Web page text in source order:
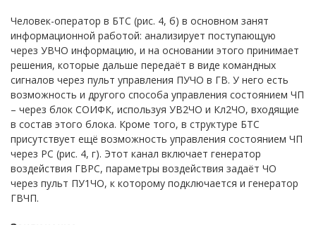
Человек-оператор в БТС (рис. 4, б) в основном занят
информационной работой: анализирует поступающую
через УВЧО информацию, и на основании этого принимает
решения, которые дальше передаёт в виде командных
сигналов через пульт управления ПУЧО в ГВ. У него есть
возможность и другого способа управления состоянием ЧП
– через блок СОИФК, используя УВ2ЧО и Кл2ЧО, входящие
в состав этого блока. Кроме того, в структуре БТС
присутствует ещё возможность управления состоянием ЧП
через РС (рис. 4, г). Этот канал включает генератор
воздействия ГВРС, параметры воздействия задаёт ЧО
через пульт ПУ1ЧО, к которому подключается и генератор
ГВЧП.